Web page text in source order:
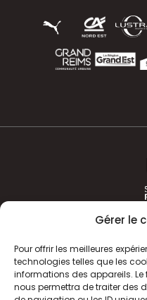
Gérer le
Pour offrir les meilleures
technologies telles que les
informations des appareils.
nous permettra de traiter des
ACTUALITÉS